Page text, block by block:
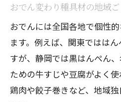
おでん変わり種具材の地域
おでんには全国各地で個性
ます。例えば、関東ではは
すが、静岡では黒はんぺん
ための牛すじや豆腐がよく
鶏肉や餃子巻きなど、地域